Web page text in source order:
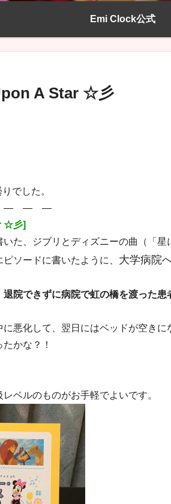
Emi Clock公式
A Star ☆彡
でした。
― ―
☆彡]
た、ジブリとディズニーの曲（「星
ソードに書いたように、 大学病院
退院できずに病院で虹の橋を渡った患
悪化して、翌日にはベッドが空きに
かな？！
ベルのものがお手軽でよいです。